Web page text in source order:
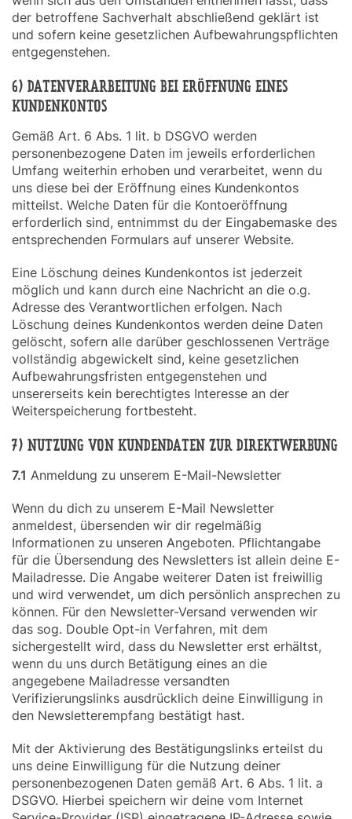
der betroffene Sachverhalt abschließend geklärt ist
und sofern keine gesetzlichen Aufbewahrungspflichten
entgegenstehen.
6) DATENVERARBEITUNG BEI ERÖFFNUNG EINES
KUNDENKONTOS
Gemäß Art. 6 Abs. 1 lit. b DSGVO werden
personenbezogene Daten im jeweils erforderlichen
Umfang weiterhin erhoben und verarbeitet, wenn du
uns diese bei der Eröffnung eines Kundenkontos
mitteilst. Welche Daten für die Kontoeröffnung
erforderlich sind, entnimmst du der Eingabemaske des
entsprechenden Formulars auf unserer Website.
Eine Löschung deines Kundenkontos ist jederzeit
möglich und kann durch eine Nachricht an die o.g.
Adresse des Verantwortlichen erfolgen. Nach
Löschung deines Kundenkontos werden deine Daten
gelöscht, sofern alle darüber geschlossenen Verträge
vollständig abgewickelt sind, keine gesetzlichen
Aufbewahrungsfristen entgegenstehen und
unsererseits kein berechtigtes Interesse an der
Weiterspeicherung fortbesteht.
7) NUTZUNG VON KUNDENDATEN ZUR DIREKTWERBUNG
7.1 Anmeldung zu unserem E-Mail-Newsletter
Wenn du dich zu unserem E-Mail Newsletter
anmeldest, übersenden wir dir regelmäßig
Informationen zu unseren Angeboten. Pflichtangabe
für die Übersendung des Newsletters ist allein deine E-
Mailadresse. Die Angabe weiterer Daten ist freiwillig
und wird verwendet, um dich persönlich ansprechen zu
können. Für den Newsletter-Versand verwenden wir
das sog. Double Opt-in Verfahren, mit dem
sichergestellt wird, dass du Newsletter erst erhältst,
wenn du uns durch Betätigung eines an die
angegebene Mailadresse versandten
Verifizierungslinks ausdrücklich deine Einwilligung in
den Newsletterempfang bestätigt hast.
Mit der Aktivierung des Bestätigungslinks erteilst du
uns deine Einwilligung für die Nutzung deiner
personenbezogenen Daten gemäß Art. 6 Abs. 1 lit. a
DSGVO. Hierbei speichern wir deine vom Internet